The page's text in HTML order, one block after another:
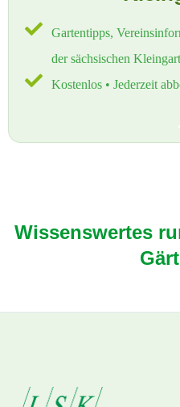
Gartentipps,
der sächsischen
Kostenlos • Jederzeit
Wissenswertes